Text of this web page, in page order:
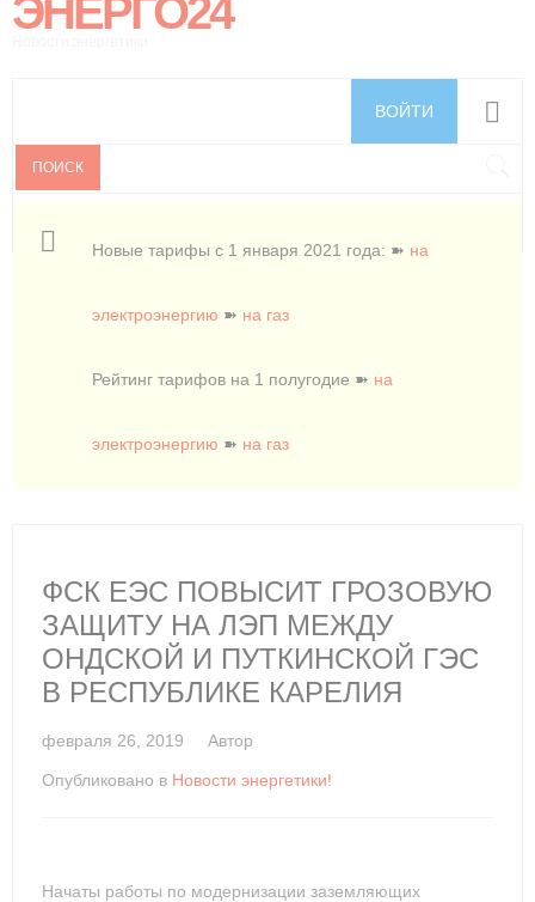
ЭНЕРГО24
ВОЙТИ
Новые тарифы с 1 января 2021 года: ➽ на
электроэнергию ➽ на газ
Рейтинг тарифов на 1 полугодие ➽ на
электроэнергию ➽ на газ
ПОИСК
ФСК ЕЭС ПОВЫСИТ ГРОЗОВУЮ
ЗАЩИТУ НА ЛЭП МЕЖДУ
ОНДСКОЙ И ПУТКИНСКОЙ ГЭС
В РЕСПУБЛИКЕ КАРЕЛИЯ
февраля 26, 2019 Автор
Опубликовано в Новости энергетики!
Начаты работы по модернизации заземляющих